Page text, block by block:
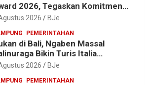
2026, Tegaskan Komitmen
Sekolah Ramah
2026 BJe
PEMERINTAHAN
di Bali, Ngaben Massal
Bikin Turis Italia
Puluhan Ribu Orang Ikut
2026 BJe
PEMERINTAHAN